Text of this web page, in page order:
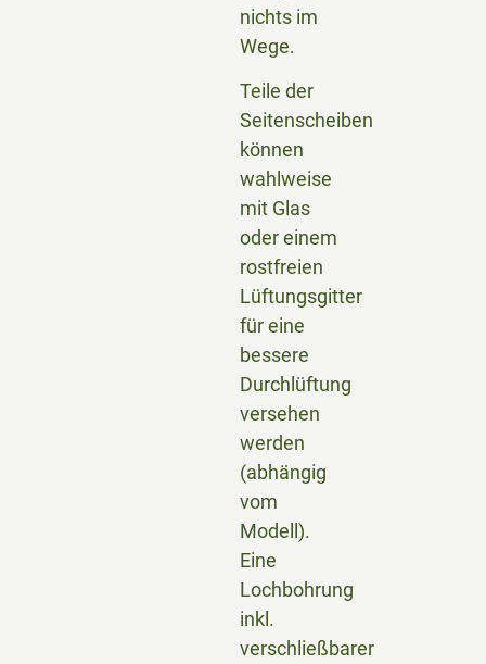
nichts im
Wege.
Teile der
Seitenscheiben
können
wahlweise
mit Glas
oder einem
rostfreien
Lüftungsgitter
für eine
bessere
Durchlüftung
versehen
werden
(abhängig
vom
Modell).
Eine
Lochbohrung
inkl.
verschließbarer